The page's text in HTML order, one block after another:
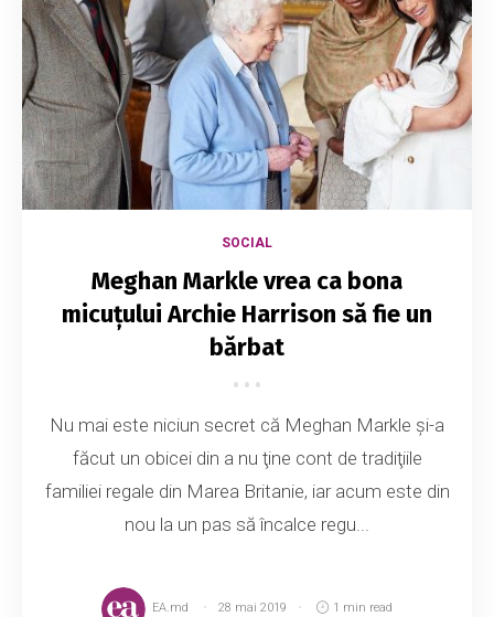
SOCIAL
Meghan Markle vrea ca bona
micuţului Archie Harrison să fie un
bărbat
Nu mai este niciun secret că Meghan Markle şi-a
făcut un obicei din a nu ţine cont de tradiţiile
familiei regale din Marea Britanie, iar acum este din
nou la un pas să încalce regu...
EA.md 28 mai 2019 1 min read